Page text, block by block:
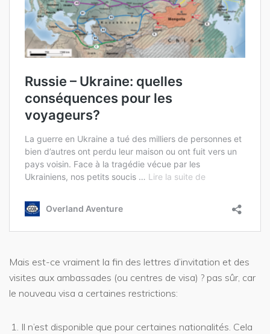
Mais est-ce vraiment la fin des lettres d’invitation et des
visites aux ambassades (ou centres de visa) ? pas sûr, car
le nouveau visa a certaines restrictions:
Il n’est disponible que pour certaines nationalités. Cela